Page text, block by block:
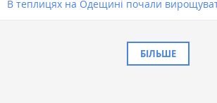
В теплицях на Одещині почали
БІЛЬШЕ